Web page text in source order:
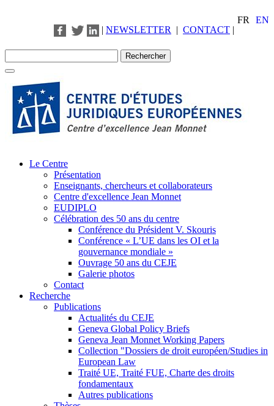
FR
EN
| NEWSLETTER | CONTACT |
Le Centre
Présentation
Enseignants, chercheurs et collaborateurs
Centre d'excellence Jean Monnet
EUDIPLO
Célébration des 50 ans du centre
Conférence du Président V. Skouris
Conférence « L’UE dans les OI et la
gouvernance mondiale »
Ouvrage 50 ans du CEJE
Galerie photos
Contact
Recherche
Publications
Actualités du CEJE
Geneva Global Policy Briefs
Geneva Jean Monnet Working Papers
Collection "Dossiers de droit européen/Studies in
European Law
Traité UE, Traité FUE, Charte des droits
fondamentaux
Autres publications